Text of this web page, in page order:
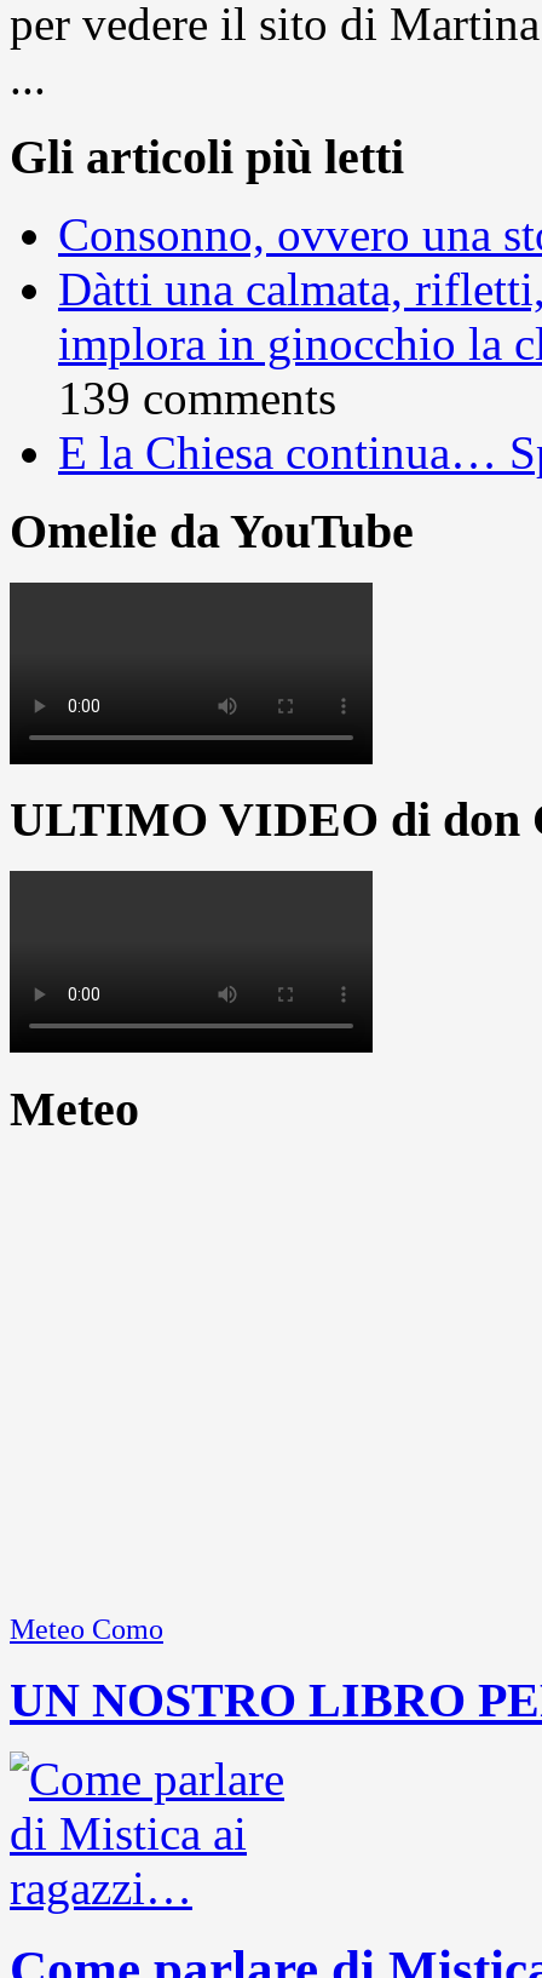
per vedere il sito di
...
Gli articoli più letti
Consonno, ovvero una
Dàtti una calmata,
implora in ginocchio la
139 comments
E la Chiesa continua…
Omelie da YouTube
ULTIMO VIDEO di don
Meteo
Meteo Como
UN NOSTRO LIBRO